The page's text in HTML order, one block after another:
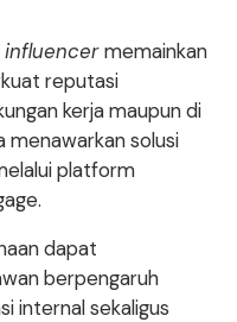
influencermemainkan
reputasi
kerja maupun di
menawarkan solusi
platform
dapat
berpengaruh
internal sekaligus